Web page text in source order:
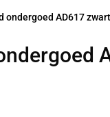
ondergoed AD617 zwart